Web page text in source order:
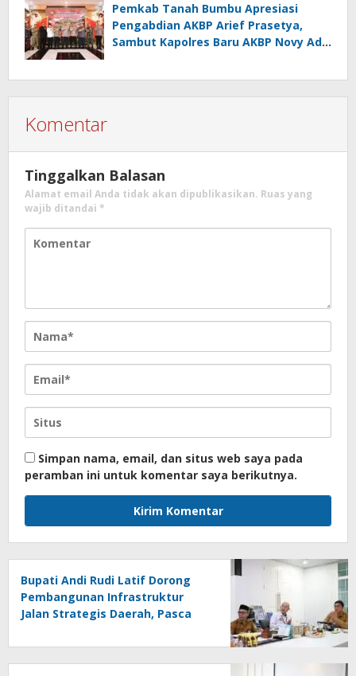
Pemkab Tanah Bumbu Apresiasi
Pengabdian AKBP Arief Prasetya,
Sambut Kapolres Baru AKBP Novy Adi
Komentar
Tinggalkan Balasan
Alamat email Anda tidak akan dipublikasikan. Ruas yang
wajib ditandai *
Simpan nama, email, dan situs web saya pada
peramban ini untuk komentar saya berikutnya.
Bupati Andi Rudi Latif Dorong
Pembangunan Infrastruktur
Jalan Strategis Daerah, Pasca